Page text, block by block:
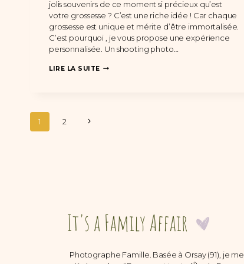
jolis souvenirs de ce moment si précieux qu’est
votre grossesse ? C’est une riche idée ! Car chaque
grossesse est unique et mérite d’être immortalisée.
C’est pourquoi , je vous propose une expérience
personnalisée. Un shooting photo…
LIRE LA SUITEUNE
Navigation
1 2
Page
Photographe Famille. Basée à Orsay (91), je me